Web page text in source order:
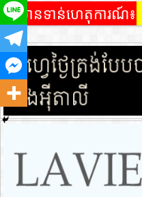
ព័ត៌មានទាន់ហេតុការណ៍៖